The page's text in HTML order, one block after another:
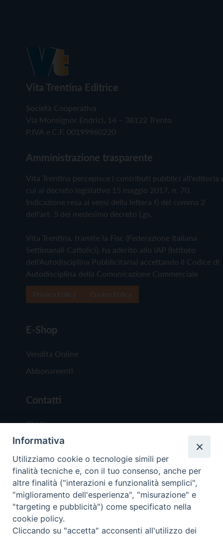
Vita Trentina Editrice
Società Cooperativa
Via Monsignor Endrici, 14 – 38122 Trento
P.IVA e C.F. 00199960220
Amministrazione trasparente
Vita Trentina percepisce i contributi pubblici all'editoria
cui al decreto legislativo 15 maggio 2017, n. 70.
Indicazione resa ai sensi della lettera f) del comma 2
dell'art. 5 del medesimo decreto Lgs.
Vita Trentina, tramite la Fisc (Federazione Italiana
Settimanali Cattolici), ha aderito allo IAP (Istituto
dell'Autodisciplina Pubblicitaria) accettando il Codice di
Autodisciplina della Comunicazione Commerciale
E-Shop
Vendita Online
Abbonamenti
Contatti
Chi Siamo
Redazione
Scrivici
Copyright © 2019 - Tutti i diritti riservati - Vita
Informativa
Utilizziamo cookie o tecnologie simili per
finalità tecniche e, con il tuo consenso, anche per
altre finalità ("interazioni e funzionalità semplici",
"miglioramento dell'esperienza", "misurazione" e
"targeting e pubblicità") come specificato nella
cookie policy.
Cliccando su "accetta" acconsenti all'utilizzo dei